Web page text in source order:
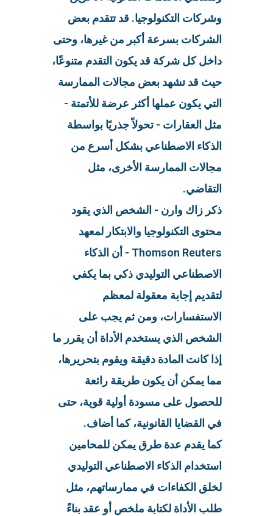
وشركات التكنولوجيا. قد تتقدم بعض
الشركات بسرعة أكبر من غيرها، وحتى
داخل كل شركة قد يكون التقدم متنوعًا،
حيث قد تشهد بعض مجالات الممارسة
التي يكون عملها أكثر عرضة للأتمتة -
مثل العقارات - تحولاً جذريًا بواسطة
الذكاء الاصطناعي بشكل أسرع من
مجالات الممارسة الأخرى، مثل
التقاضي.
ذكر زاك وارن - الشخص الذي يقود
محتوى التكنولوجيا والابتكار لمعهد
Thomson Reuters - أن الذكاء
الاصطناعي التوليدي ذكي بما يكفي
لتقديم إجابة معقولة لمعظم
الاستفسارات، ومن ثم يجب على
الشخص الذي يستخدم الأداة أن يقرر ما
إذا كانت المادة دقيقة ويقوم بتحريرها،
مما يمكن أن يكون طريقة رائعة
للحصول على مسودة أولية قوية، حتى
في القضايا القانونية، كما أضاف.
كما يقدم عدة طرق يمكن للمحامين
استخدام الذكاء الاصطناعي التوليدي
لخلق الكفاءات في ممارساتهم، مثل
طلب الأداة لكتابة ملخص أو عقد بناءً